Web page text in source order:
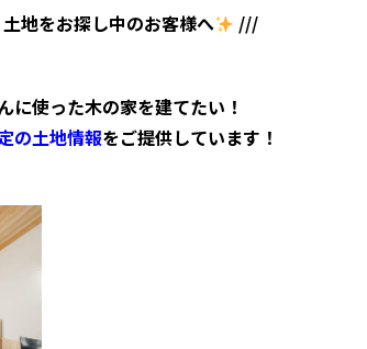
地をお探し中のお客様へ ///
使った木の家を建てたい！
の土地情報をご提供しています！